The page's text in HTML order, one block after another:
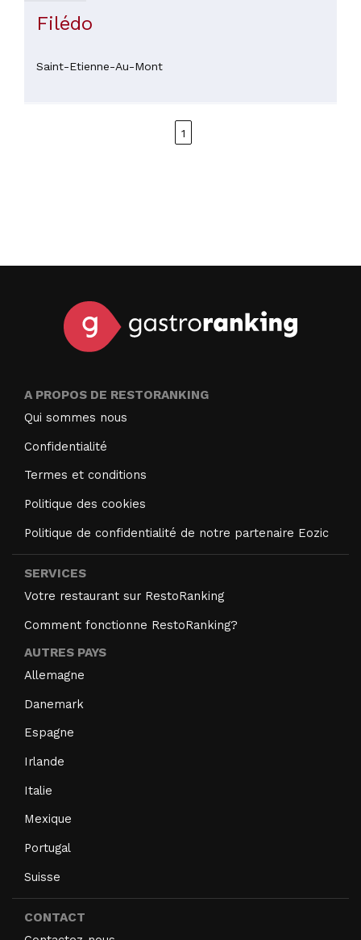
Filédo
Saint-Etienne-Au-Mont
1
A PROPOS DE RESTORANKING
Qui sommes nous
Confidentialité
Termes et conditions
Politique des cookies
Politique de confidentialité de notre partenaire Eozic
SERVICES
Votre restaurant sur RestoRanking
Comment fonctionne RestoRanking?
AUTRES PAYS
Allemagne
Danemark
Espagne
Irlande
Italie
Mexique
Portugal
Suisse
CONTACT